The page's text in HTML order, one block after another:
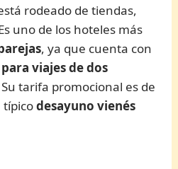
rodeado de tiendas,
uno de los hoteles más
, ya que cuenta con
viajes de dos
tarifa promocional es de
típicodesayuno vienés